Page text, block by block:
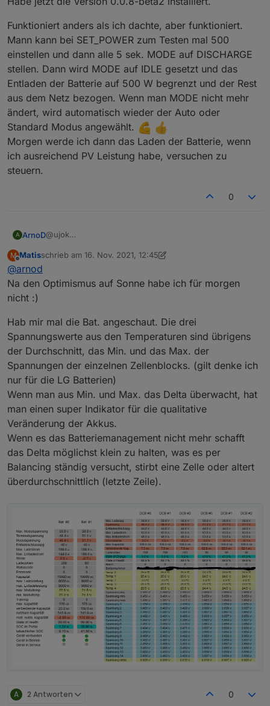
Funktioniert anders als ich dachte, aber funktioniert.
Mann kann bei SET_POWER zum Testen mal 500
einstellen und dann alle 5 sek. MODE auf DISCHARGE
stellen. Dann wird MODE auf IDLE gesetzt und das
Entladen der Batterie auf 500 W begrenzt und der Rest
aus dem Netz bezogen. Wenn man MODE nicht mehr
ändert, wird automatisch wieder der Auto oder
Standard Modus angewählt.
Morgen werde ich dann das Laden der Batterie, wenn
ich ausreichend PV Leistung habe, versuchen zu
steuern.
0
A ArnoD@ujok
Funktioniert anders als ich dachte, aber funktioniert.
einstellen und dann alle 5 sek. MODE auf DISCHARGE
stellen. Dann wird MODE auf IDLE gesetzt und das
ändert, wird automatisch wieder der Auto oder Standard
Modus angewählt.
Morgen werde ich dann das Laden der Batterie, wenn
ich ausreichend PV Leistung habe, versuchen zu
steuern.
M
Offline
Matisschrieb am 16. Nov. 2021, 12:45
zuletzt editiert von Matis
@arnod
Na den Optimismus auf Sonne habe ich für morgen
nicht :)
Hab mir mal die Bat. angeschaut. Die drei
Spannungswerte aus den Temperaturen sind übrigens
der Durchschnitt, das Min. und das Max. der
Spannungen der einzelnen Zellenblocks. (gilt denke ich
nur für die LG Batterien)
Wenn man aus Min. und Max. das Delta überwacht, hat
man einen super Indikator für die qualitative
Veränderung der Akkus.
Wenn es das Batteriemanagement nicht mehr schafft
das Delta möglichst klein zu halten, was es per
Balancing ständig versucht, stirbt eine Zelle oder altert
überdurchschnittlich (letzte Zeile).
A 2 Antworten 0